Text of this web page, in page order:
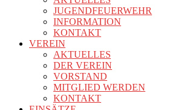
JUGENDFEUERWEHR
INFORMATION
KONTAKT
VEREIN
AKTUELLES
DER VEREIN
VORSTAND
MITGLIED WERDEN
KONTAKT